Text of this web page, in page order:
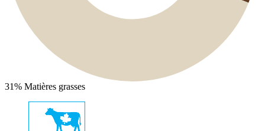
31% Matières grasses